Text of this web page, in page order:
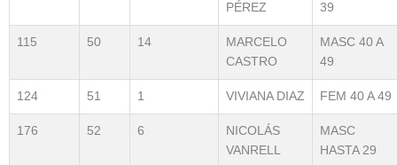
PÉREZ
39
115 50 14
MARCELO
CASTRO
MASC 40 A
49
124 51 1 VIVIANA DIAZ FEM 40 A 49
176 52 6
NICOLÁS
VANRELL
MASC
HASTA 29